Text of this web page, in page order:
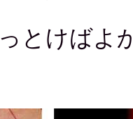
とけばよ